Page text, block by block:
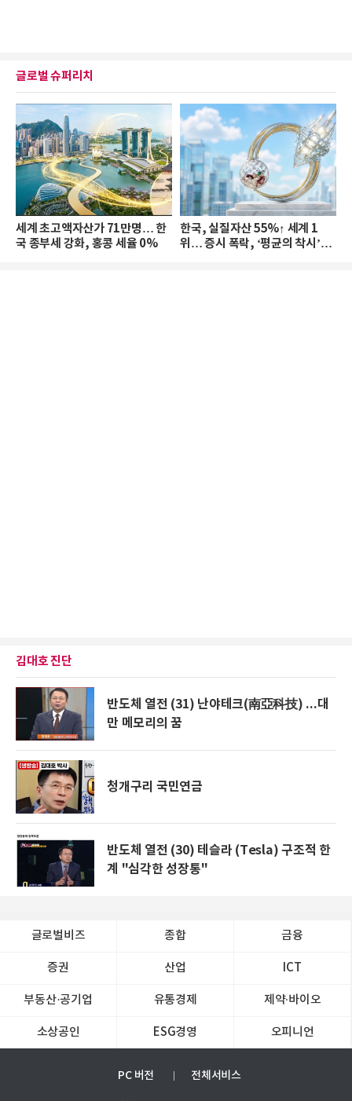
글로벌 슈퍼리치
세계 초고액자산가 71만명… 한
국 종부세 강화, 홍콩 세율 0%
한국, 실질자산 55%↑ 세계 1
위… 증시 폭락, ‘평균의 착시’와
김대호 진단
반도체 열전 (31) 난야테크(南亞科技) ...대
만 메모리의 꿈
청개구리 국민연금
반도체 열전 (30) 테슬라 (Tesla) 구조적 한
계 "심각한 성장통"
글로벌비즈 종합 금융
증권 산업 ICT
부동산·공기업 유통경제 제약∙바이오
소상공인 ESG경영 오피니언
PC 버전 전체서비스